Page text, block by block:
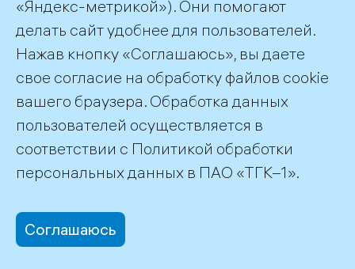
← Все публикации
©2026 ПАО «ТГК–1»
office@tgc1.ru
«Яндекс-метрикой»). Они помогают
делать сайт удобнее для пользователей.
Нажав кнопку «Соглашаюсь», вы даете
свое согласие на обработку файлов cookie
вашего браузера. Обработка данных
пользователей осуществляется в
соответствии с Политикой обработки
персональных данных в ПАО «ТГК–1».
Соглашаюсь